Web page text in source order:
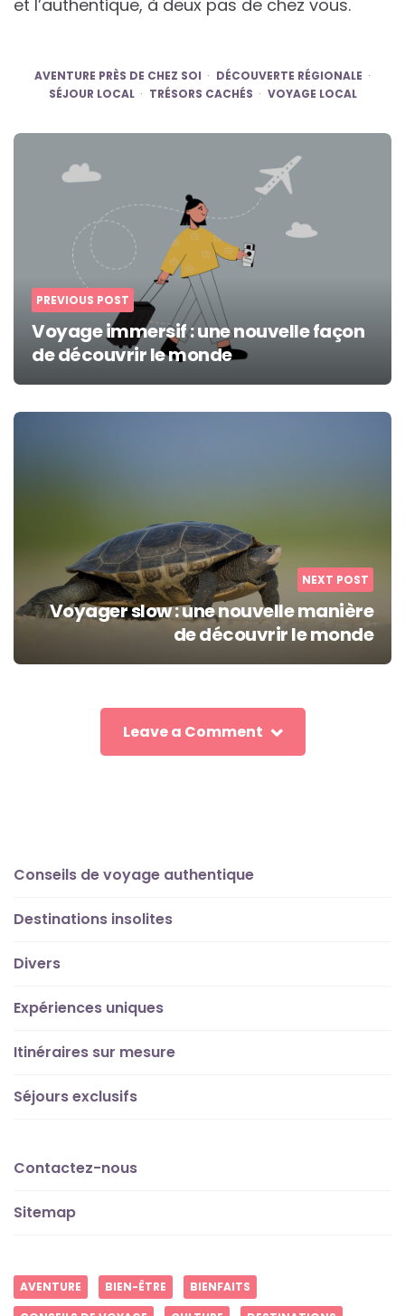
et l’authentique, à deux pas de chez vous.
AVENTURE PRÈS DE CHEZ SOI
DÉCOUVERTE RÉGIONALE
SÉJOUR LOCAL
TRÉSORS CACHÉS VOYAGE LOCAL
Post
navigation
PREVIOUS POST
Voyage immersif : une nouvelle façon
de découvrir le monde
NEXT POST
Voyager slow : une nouvelle manière
de découvrir le monde
Leave a Comment
Conseils de voyage authentique
Destinations insolites
Divers
Expériences uniques
Itinéraires sur mesure
Séjours exclusifs
Contactez-nous
Sitemap
AVENTURE BIEN-ÊTRE
BIENFAITS